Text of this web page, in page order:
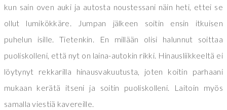
kun sain oven auki ja autosta noustessani näin heti, ettei se
ollut lumikökkäre. Jumpan jälkeen soitin ensin itkuisen
puhelun isille. Tietenkin. En millään olisi halunnut soittaa
puoliskolleni, että nyt on laina-autokin rikki. Hinausliikkeeltä ei
löytynyt rekkarilla hinausvakuutusta, joten koitin parhaani
mukaan kerätä itseni ja soitin puoliskolleni. Laitoin myös
samalla viestiä kavereille.